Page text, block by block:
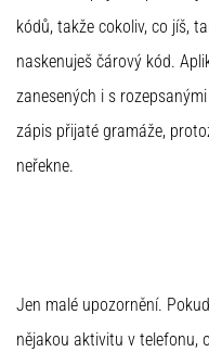
kódů, takže cokoliv, co jíš,
naskenuješ čárový kód.
zanesených i s
zápis přijaté gramáže,
neřekne.
Jen malé upozornění.
nějakou aktivitu v telefonu,